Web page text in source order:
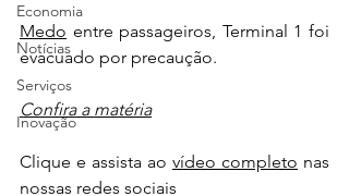
Economia
Notícias
Serviços
Inovação
Medo entre passageiros, Terminal 1 foi
evacuado por precaução.
Confira a matéria
Clique e assista ao vídeo completo nas
nossas redes sociais